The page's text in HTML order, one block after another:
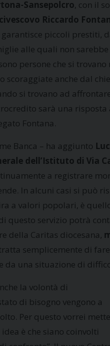
Sansepolcro, con il
Riccardo
garantisce piccoli prestiti,
alle quali non sarebbe
persone che si
scoraggiate anche dal
si trovano ad
sarà una risposta
Fontana.
Banca – ha aggiunto
dell’Istituto di Via
a registrare
In alcuni casi si può
a valori popolari, è
questo servizio potrà
della Caritas diocesana,
semplicemente di
da una situazione di
la volontà di
di bisogno vengono a
Per questo vorrei
è che siano coinvolti